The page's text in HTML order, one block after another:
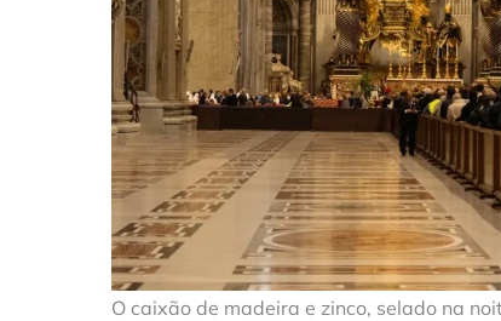
O caixão de madeira e zinco, selado na